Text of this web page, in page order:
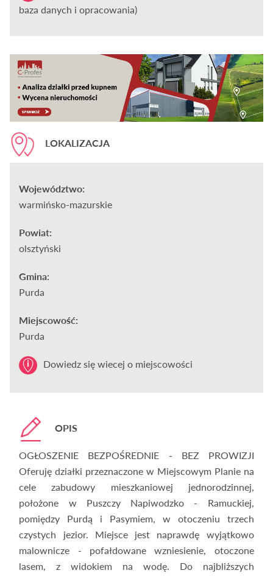
baza danych i opracowania)
LOKALIZACJA
Województwo:
warmińsko-mazurskie
Powiat:
olsztyński
Gmina:
Purda
Miejscowość:
Purda
Dowiedz się wiecej o miejscowości
OPIS
OGŁOSZENIE BEZPOŚREDNIE - BEZ PROWIZJI
Oferuję działki przeznaczone w Miejscowym Planie na
cele zabudowy mieszkaniowej jednorodzinnej,
położone w Puszczy Napiwodzko - Ramuckiej,
pomiędzy Purdą i Pasymiem, w otoczeniu trzech
czystych jezior. Miejsce jest naprawdę wyjątkowo
malownicze - pofałdowane wzniesienie, otoczone
lasem, z widokiem na wodę. Do najbliższych